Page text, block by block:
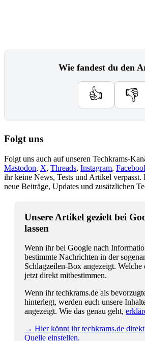
Wie fandest du den
👍 👎
Folgt uns
Folgt uns auch auf unseren Techkrams-
Mastodon, X, Threads, Instagram,
ihr keine News, Tests und Artikel verpasst.
neue Beiträge, Updates und zusätzlichen
Unsere Artikel gezielt bei
lassen
Wenn ihr bei Google nach
bestimmte Nachrichten in der
Schlagzeilen-Box angezeigt.
jetzt direkt mitbestimmen.
Wenn ihr techkrams.de als
hinterlegt, werden euch unsere
angezeigt. Wie das genau geht,
→ Hier könnt ihr techkrams.de
Quelle einstellen.